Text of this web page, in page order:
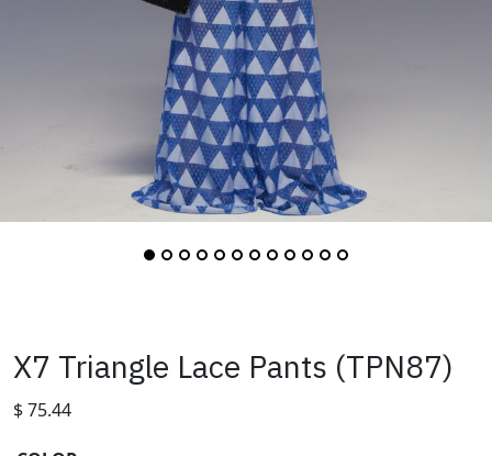
X7 Triangle Lace Pants (TPN87)
$75.44